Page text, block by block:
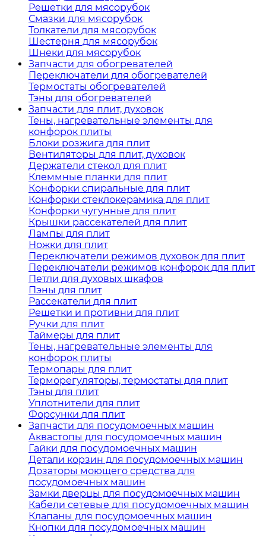
Решетки для мясорубок
Смазки для мясорубок
Толкатели для мясорубок
Шестерня для мясорубок
Шнеки для мясорубок
Запчасти для обогревателей
Переключатели для обогревателей
Термостаты обогревателей
Тэны для обогревателей
Запчасти для плит, духовок
Тены, нагревательные элементы для
конфорок плиты
Блоки розжига для плит
Вентиляторы для плит, духовок
Держатели стекол для плит
Клеммные планки для плит
Конфорки спиральные для плит
Конфорки стеклокерамика для плит
Конфорки чугунные для плит
Крышки рассекателей для плит
Лампы для плит
Ножки для плит
Переключатели режимов духовок для плит
Переключатели режимов конфорок для плит
Петли для духовых шкафов
Пэны для плит
Рассекатели для плит
Решетки и противни для плит
Ручки для плит
Таймеры для плит
Тены, нагревательные элементы для
конфорок плиты
Термопары для плит
Терморегуляторы, термостаты для плит
Тэны для плит
Уплотнители для плит
Форсунки для плит
Запчасти для посудомоечных машин
Аквастопы для посудомоечных машин
Гайки для посудомоечных машин
Детали корзин для посудомоечных машин
Дозаторы моющего средства для
посудомоечных машин
Замки дверцы для посудомоечных машин
Кабели сетевые для посудомоечных машин
Клапаны для посудомоечных машин
Кнопки для посудомоечных машин